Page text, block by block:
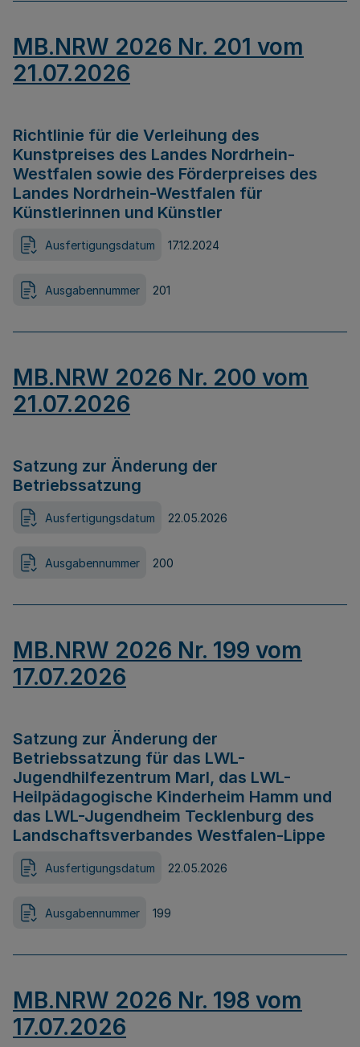
MB.NRW 2026 Nr. 201 vom
21.07.2026
Richtlinie für die Verleihung des
Kunstpreises des Landes Nordrhein-
Westfalen sowie des Förderpreises des
Landes Nordrhein-Westfalen für
Künstlerinnen und Künstler
Ausfertigungsdatum 17.12.2024
Ausgabennummer 201
MB.NRW 2026 Nr. 200 vom
21.07.2026
Satzung zur Änderung der
Betriebssatzung
Ausfertigungsdatum 22.05.2026
Ausgabennummer 200
MB.NRW 2026 Nr. 199 vom
17.07.2026
Satzung zur Änderung der
Betriebssatzung für das LWL-
Jugendhilfezentrum Marl, das LWL-
Heilpädagogische Kinderheim Hamm und
das LWL-Jugendheim Tecklenburg des
Landschaftsverbandes Westfalen-Lippe
Ausfertigungsdatum 22.05.2026
Ausgabennummer 199
MB.NRW 2026 Nr. 198 vom
17.07.2026